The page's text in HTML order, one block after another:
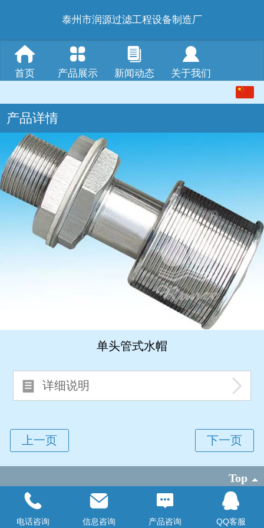
泰州市润源过滤工程设备制造厂
首页 产品展示 新闻动态 关于我们
产品详情
单头管式水帽
详细说明
Top
©
电话咨询 信息咨询 产品咨询 QQ客服